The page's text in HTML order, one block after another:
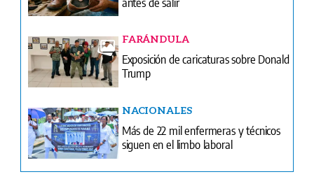
Trump
NACIONALES
Más de 22 mil enfermeras y técnicos
siguen en el limbo laboral